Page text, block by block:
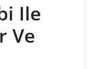
Ile
Ve